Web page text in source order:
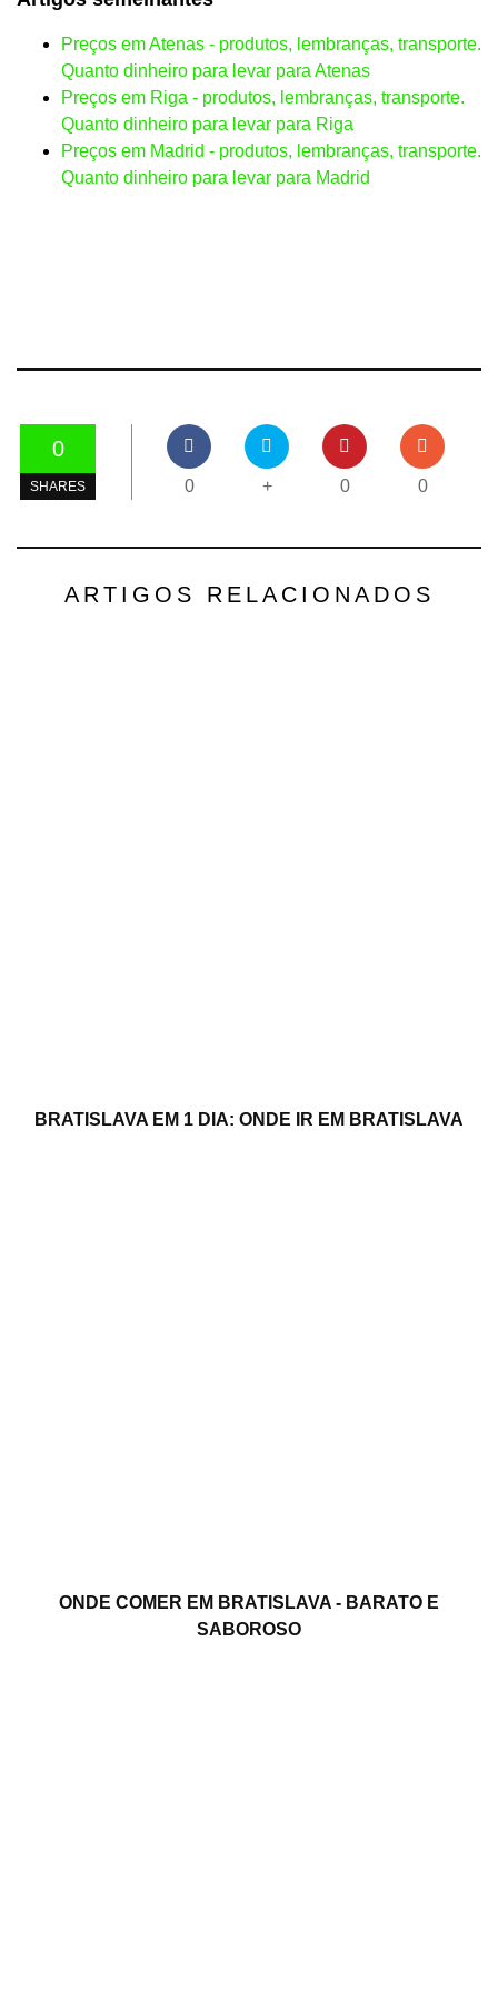
Preços em Atenas - produtos, lembranças, transporte.
Quanto dinheiro para levar para Atenas
Preços em Riga - produtos, lembranças, transporte.
Quanto dinheiro para levar para Riga
Preços em Madrid - produtos, lembranças, transporte.
Quanto dinheiro para levar para Madrid
0
SHARES 0 + 0 0
ARTIGOS RELACIONADOS
BRATISLAVA EM 1 DIA: ONDE IR EM BRATISLAVA
ONDE COMER EM BRATISLAVA - BARATO E
SABOROSO